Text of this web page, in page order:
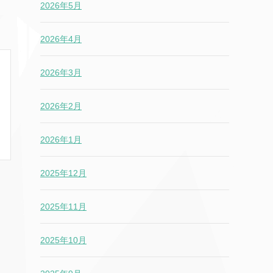
2026年5月
2026年4月
2026年3月
2026年2月
2026年1月
2025年12月
2025年11月
2025年10月